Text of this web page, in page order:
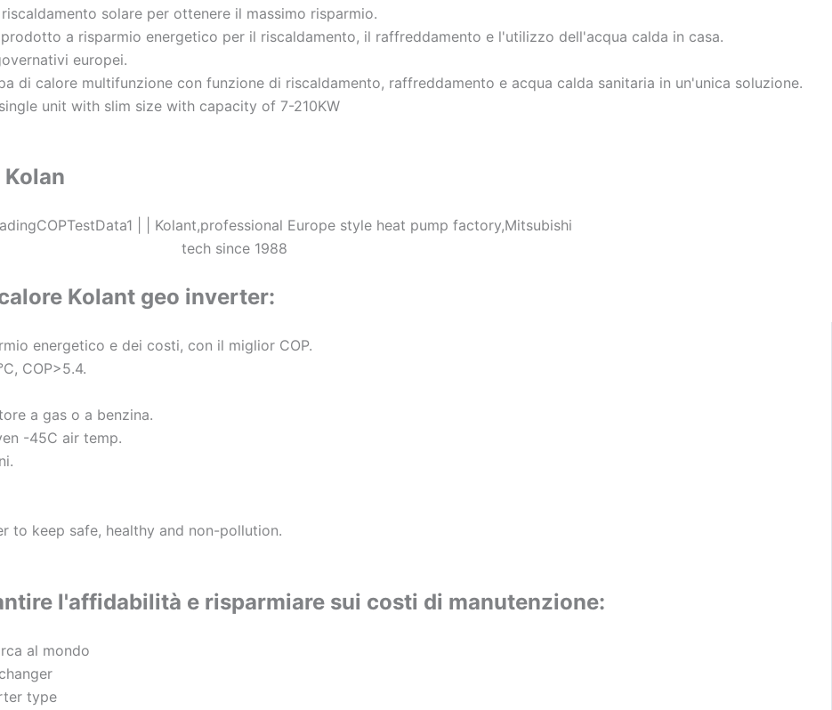
solare per ottenere il massimo risparmio.
a risparmio energetico per il riscaldamento, il raffreddamento e l'utilizzo dell'acqua calda in casa.
europei.
di calore multifunzione con funzione di riscaldamento, raffreddamento e acqua calda sanitaria in un'unica soluzione.
unit with slim size with capacity of 7-210KW
Kolant geo inverter:
energetico e dei costi, con il miglior COP.
COP>5.4.
a gas o a benzina.
-45C air temp.
to keep safe, healthy and non-pollution.
l'affidabilità e risparmiare sui costi di manutenzione:
al mondo
type